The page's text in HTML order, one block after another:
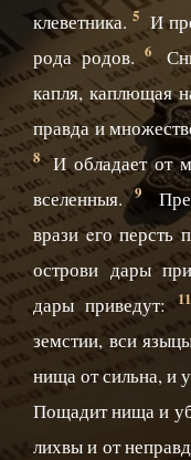
клеветника. 5 И
рода родов.6
капля, каплющая
правда и
8 И обладает от
вселенныя.9
врази eго персть
острови дары
дары приведут:
11
земстии, вси
нища от сильна, и
Пощадит нища и
лихвы и от